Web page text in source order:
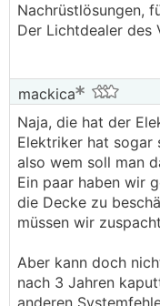
Nachrüstlösungen,
Der Lichtdealer des
mackica
Naja, die hat der
Elektriker hat sogar
also wem soll man
Ein paar haben wir
die Decke zu
müssen wir
Aber kann doch
nach 3 Jahren
anderen